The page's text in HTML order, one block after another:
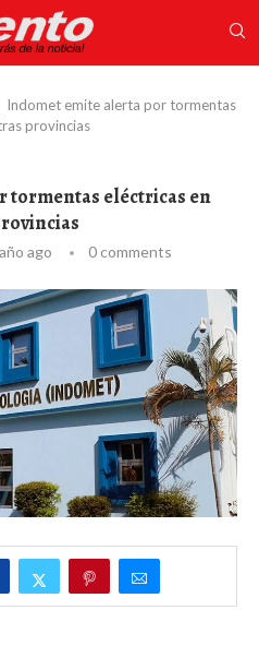
Indomet emite alerta por tormentas
provincias
tormentas eléctricas en
ago 0 comments